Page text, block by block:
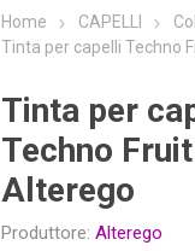
Home CAPELLI
Tinta per capelli Techno
Tinta per
Techno
Alterego
Produttore: Alterego